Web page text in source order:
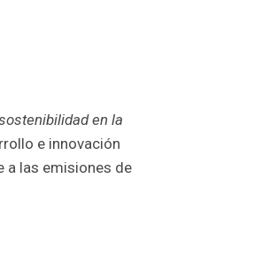
en la
e innovación
a las emisiones de